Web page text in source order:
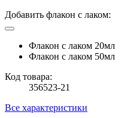
Добавить флакон с лаком:
Флакон с лаком 20мл
Флакон с лаком 50мл
Код товара:
356523-21
Все характеристики